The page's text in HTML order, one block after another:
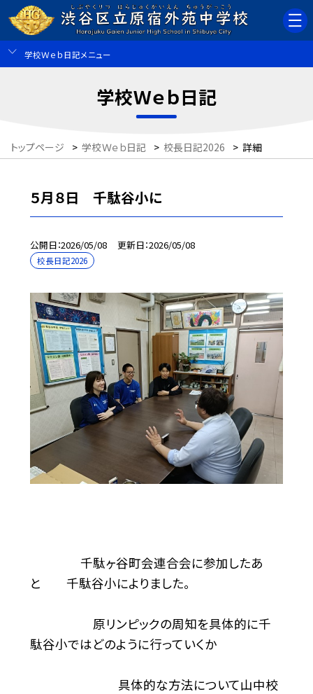
学校Ｗｅｂ日記メニュー
学校Ｗｅｂ日記
トップページ > 学校Ｗｅｂ日記 > 校長日記2026 > 詳細
５月８日 千駄谷小に
公開日 2026/05/08 更新日 2026/05/08
校長日記2026
千駄ヶ谷町会連合会に参加したあ
と 千駄谷小によりました。
原リンピックの周知を具体的に千
駄谷小ではどのように行っていくか
具体的な方法について山中校